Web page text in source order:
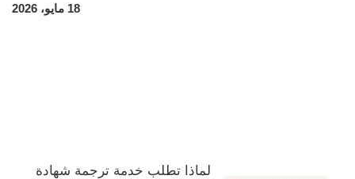
18 مايو، 2026
لماذا تطلب خدمة ترجمة شهادة